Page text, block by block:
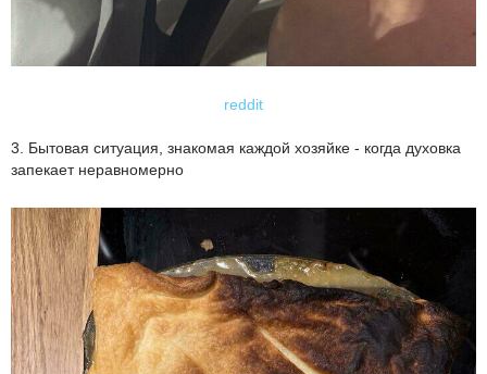
reddit
3. Бытовая ситуация, знакомая каждой хозяйке - когда духовка
запекает неравномерно